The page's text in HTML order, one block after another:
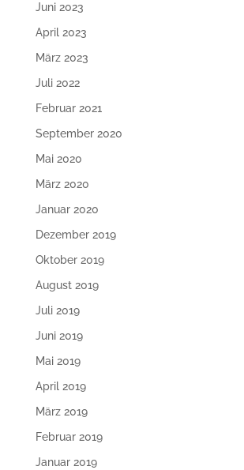
Juni 2023
April 2023
März 2023
Juli 2022
Februar 2021
September 2020
Mai 2020
März 2020
Januar 2020
Dezember 2019
Oktober 2019
August 2019
Juli 2019
Juni 2019
Mai 2019
April 2019
März 2019
Februar 2019
Januar 2019